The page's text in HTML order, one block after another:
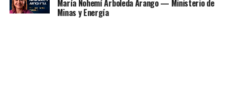
María Nohemí Arboleda Arango — Ministerio de
Minas y Energía